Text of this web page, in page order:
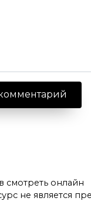
смотреть
не является